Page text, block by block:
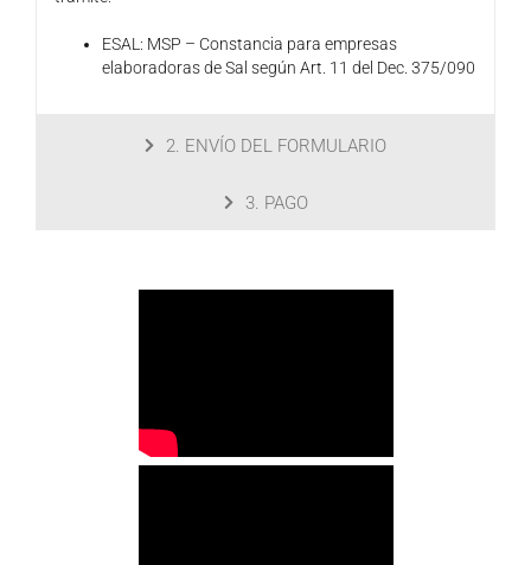
ESAL: MSP – Constancia para empresas
elaboradoras de Sal según Art. 11 del Dec. 375/090
2. ENVÍO DEL FORMULARIO
3. PAGO